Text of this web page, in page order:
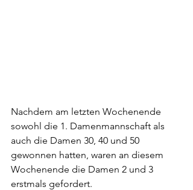
Nachdem am letzten Wochenende
sowohl die 1. Damenmannschaft als
auch die Damen 30, 40 und 50
gewonnen hatten, waren an diesem
Wochenende die Damen 2 und 3
erstmals gefordert.